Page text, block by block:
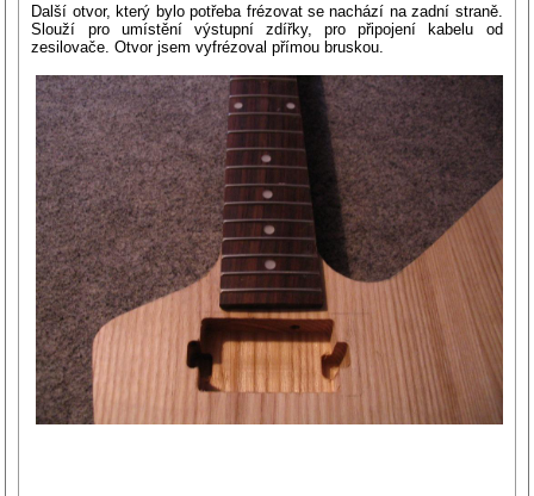
Další otvor, který bylo potřeba frézovat se nachází na zadní straně.
Slouží pro umístění výstupní zdířky, pro připojení kabelu od
zesilovače. Otvor jsem vyfrézoval přímou bruskou.